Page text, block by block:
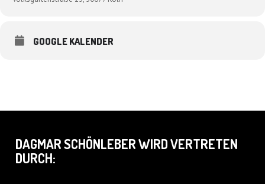
Unheil dräuend über allem schwebte.“ (Hessische Niedersächsische
GOOGLE KALENDER
DAGMAR SCHÖNLEBER WIRD VERTRETEN
DURCH: